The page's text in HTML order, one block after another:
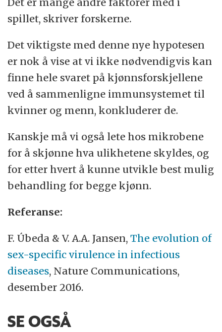
spillet, skriver forskerne.
Det viktigste med denne nye hypotesen
er nok å vise at vi ikke nødvendigvis kan
finne hele svaret på kjønnsforskjellene
ved å sammenligne immunsystemet til
kvinner og menn, konkluderer de.
Kanskje må vi også lete hos mikrobene
for å skjønne hva ulikhetene skyldes, og
for etter hvert å kunne utvikle best mulig
behandling for begge kjønn.
Referanse:
F. Úbeda & V. A.A. Jansen,The evolution of
sex-specific virulence in infectious
diseases, Nature Communications,
desember 2016.
SE OGSÅ